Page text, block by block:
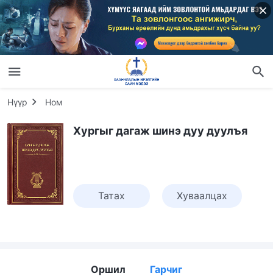
Нүүр Ном
Хургыг дагаж шинэ дуу дуулъя
Татах Хуваалцах
Оршил Гарчиг